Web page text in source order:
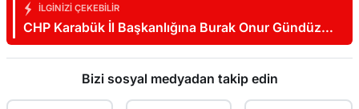
İLGINIZI ÇEKEBILIR
CHP Karabük İl Başkanlığına Burak Onur Gündüz
Atandı
Bizi sosyal medyadan takip edin